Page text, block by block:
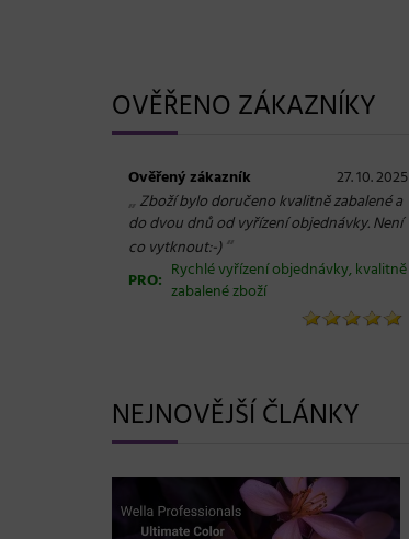
OVĚŘENO ZÁKAZNÍKY
Ověřený zákazník 27. 10. 2025
„ Zboží bylo doručeno kvalitně zabalené a
do dvou dnů od vyřízení objednávky. Není
co vytknout:-)“
PRO: Rychlé vyřízení objednávky, kvalitně
zabalené zboží
NEJNOVĚJŠÍ ČLÁNKY